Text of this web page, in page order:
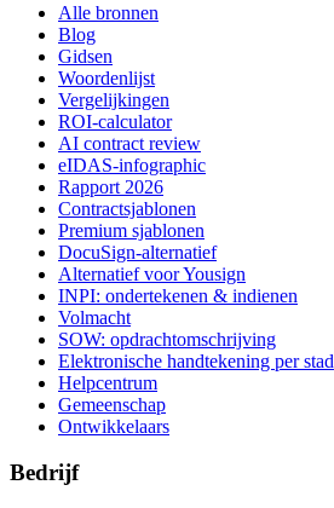
Alle bronnen
Blog
Gidsen
Woordenlijst
Vergelijkingen
ROI-calculator
AI contract review
eIDAS-infographic
Rapport 2026
Contractsjablonen
Premium sjablonen
DocuSign-alternatief
Alternatief voor Yousign
INPI: ondertekenen & indienen
Volmacht
SOW: opdrachtomschrijving
Elektronische handtekening per stad
Helpcentrum
Gemeenschap
Ontwikkelaars
Bedrijf